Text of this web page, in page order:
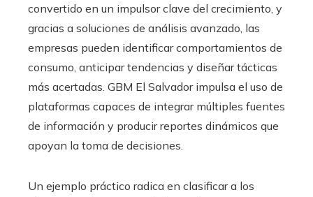
convertido en un impulsor clave del crecimiento, y
gracias a soluciones de análisis avanzado, las
empresas pueden identificar comportamientos de
consumo, anticipar tendencias y diseñar tácticas
más acertadas. GBM El Salvador impulsa el uso de
plataformas capaces de integrar múltiples fuentes
de información y producir reportes dinámicos que
apoyan la toma de decisiones.
Un ejemplo práctico radica en clasificar a los